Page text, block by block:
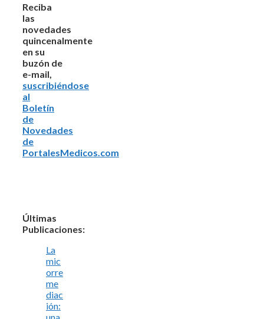
Reciba
las
novedades
quincenalmente
en su
buzón de
e-mail,
suscribiéndose
al
Boletín
de
Novedades
de
PortalesMedicos.com
Últimas
Publicaciones:
La
mic
orre
me
diac
ión: